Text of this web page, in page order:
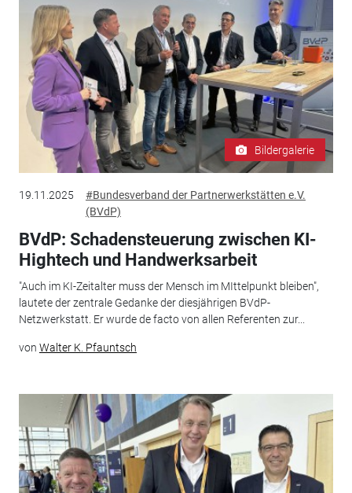
Bildergalerie
19.11.2025
#Bundesverband der Partnerwerkstätten e.V.
(BVdP)
BVdP: Schadensteuerung zwischen KI-
Hightech und Handwerksarbeit
"Auch im KI-Zeitalter muss der Mensch im MIttelpunkt bleiben",
lautete der zentrale Gedanke der diesjährigen BVdP-
Netzwerkstatt. Er wurde de facto von allen Referenten zur...
von Walter K. Pfauntsch